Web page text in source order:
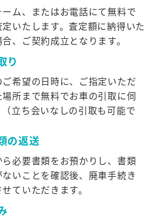
ム、またはお電話にて無料で
いたします。査定額に納得いた
、ご契約成立となります。
り
希望の日時に、ご指定いただ
所まで無料でお車の引取に伺
立ち会いなしの引取も可能で
の返送
必要書類をお預かりし、書類
いことを確認後、廃車手続き
ていただきます。